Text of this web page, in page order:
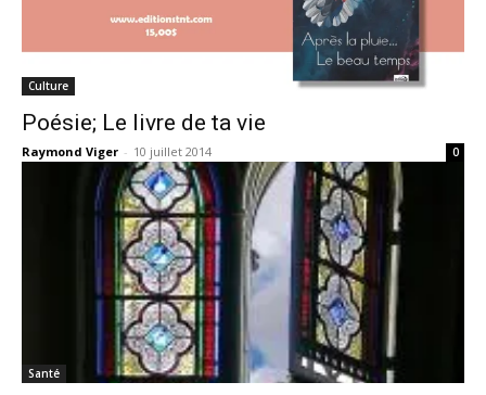
Culture
Poésie; Le livre de ta vie
Raymond Viger - 10 juillet 2014 0
Santé